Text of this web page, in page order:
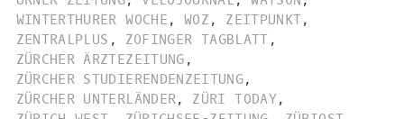
WINTERTHURER WOCHE , WOZ , ZEITPUNKT,
ZENTRALPLUS , ZOFINGER TAGBLATT ,
ZÜRCHER ÄRZTEZEITUNG ,
ZÜRCHER STUDIERENDENZEITUNG,
ZÜRCHER UNTERLÄNDER, ZÜRI TODAY,